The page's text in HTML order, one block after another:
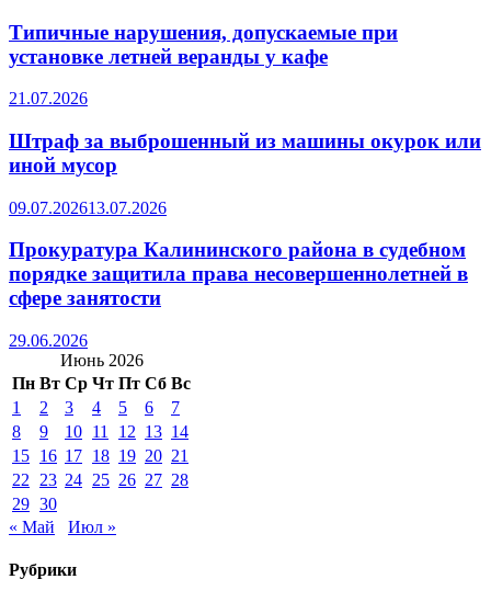
Типичные нарушения, допускаемые при
установке летней веранды у кафе
21.07.2026
Штраф за выброшенный из машины окурок или
иной мусор
09.07.202613.07.2026
Прокуратура Калининского района в судебном
порядке защитила права несовершеннолетней в
сфере занятости
29.06.2026
Июнь 2026
Пн Вт Ср Чт Пт Сб Вс
1
2 3 4 5 6
7
8
9 10 11 12 13 14
15 16 17 18 19 20 21
22
23 24 25 26 27 28
29 30
« Май
Июл »
Рубрики